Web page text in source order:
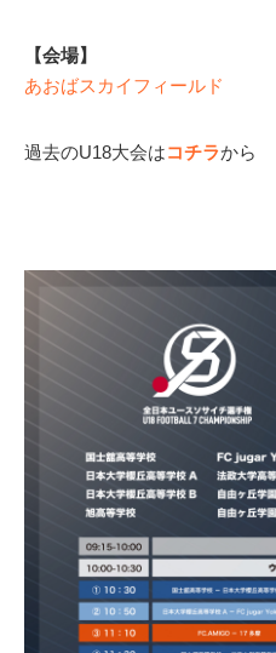
【会場】
あおばスカイフィールド
過去のU18大会はコチラから